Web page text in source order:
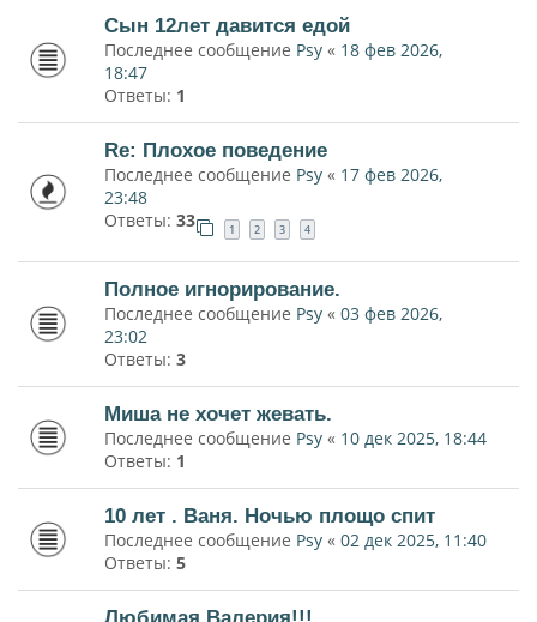
Сын 12лет давится едой
Последнее сообщение Psy « 18 фев 2026,
18:47
Ответы: 1
Re: Плохое поведение
Последнее сообщение Psy « 17 фев 2026,
23:48
Ответы: 33 1 2 3 4
Полное игнорирование.
Последнее сообщение Psy « 03 фев 2026,
23:02
Ответы: 3
Миша не хочет жевать.
Последнее сообщение Psy « 10 дек 2025, 18:44
Ответы: 1
10 лет . Ваня. Ночью площо спит
Последнее сообщение Psy « 02 дек 2025, 11:40
Ответы: 5
Любимая Валерия!!!